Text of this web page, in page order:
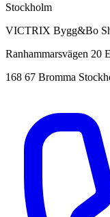
Stockholm
VICTRIX Bygg&Bo
Ranhammarsvägen 20 E
168 67 Bromma